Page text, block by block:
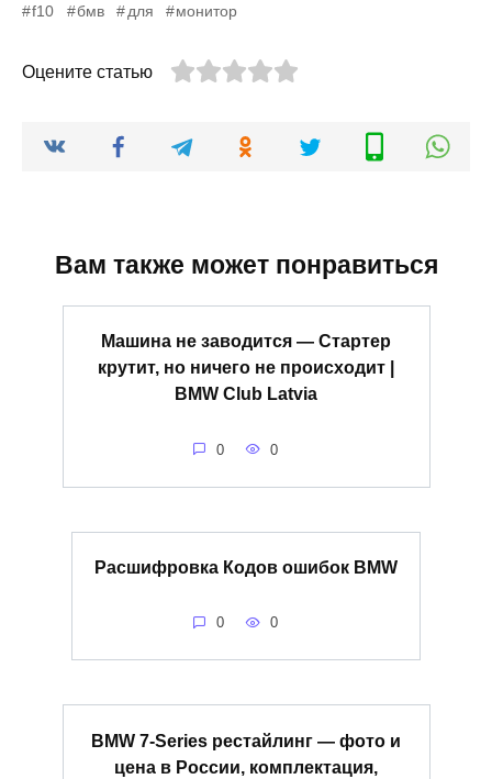
f10 бмв для монитор
Оцените статью
Вам также может понравиться
Машина не заводится — Стартер
крутит, но ничего не происходит |
BMW Club Latvia
0 0
Расшифровка Кодов ошибок BMW
0 0
BMW 7-Series рестайлинг — фото и
цена в России, комплектация,